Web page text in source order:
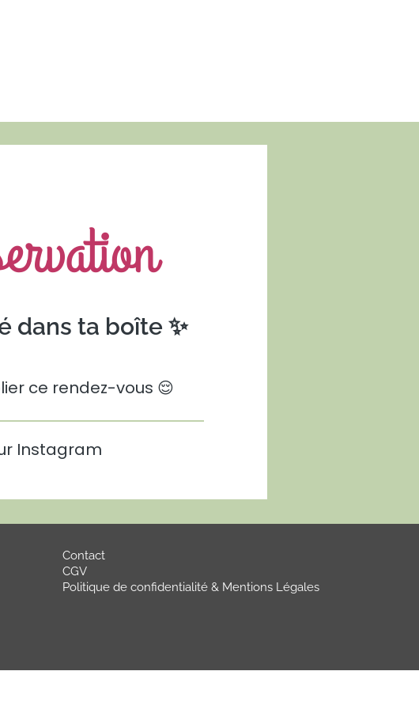
dans ta boîte ✨
ce rendez-vous 😌
Instagram
Contact
CGV
Politique de confidentialité & Mentions Légales